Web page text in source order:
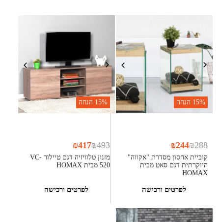
15% הנחה
קוביית אחסון מסדרת "אקווה"
היוקרתית דגם סאט מבית
HOMAX
₪288
₪244
לפרטים ורכישה
15% הנחה
מזנון טלוויזיה דגם טיילור VC-
520 מבית HOMAX
₪493
₪417
לפרטים ורכישה